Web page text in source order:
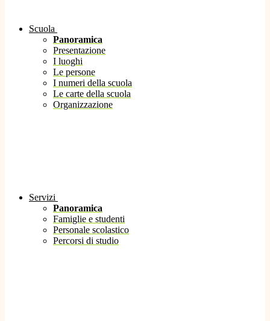
Scuola
Panoramica
Presentazione
I luoghi
Le persone
I numeri della scuola
Le carte della scuola
Organizzazione
Servizi
Panoramica
Famiglie e studenti
Personale scolastico
Percorsi di studio